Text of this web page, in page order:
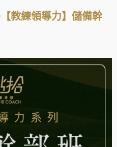
教練領導力】儲備幹